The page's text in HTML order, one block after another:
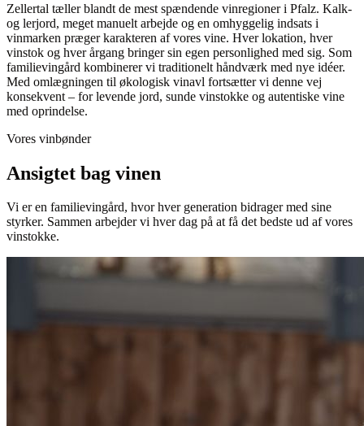
Zellertal tæller blandt de mest spændende vinregioner i Pfalz. Kalk-
og lerjord, meget manuelt arbejde og en omhyggelig indsats i
vinmarken præger karakteren af vores vine. Hver lokation, hver
vinstok og hver årgang bringer sin egen personlighed med sig. Som
familievingård kombinerer vi traditionelt håndværk med nye idéer.
Med omlægningen til økologisk vinavl fortsætter vi denne vej
konsekvent – for levende jord, sunde vinstokke og autentiske vine
med oprindelse.
Vores vinbønder
Ansigtet bag vinen
Vi er en familievingård, hvor hver generation bidrager med sine
styrker. Sammen arbejder vi hver dag på at få det bedste ud af vores
vinstokke.